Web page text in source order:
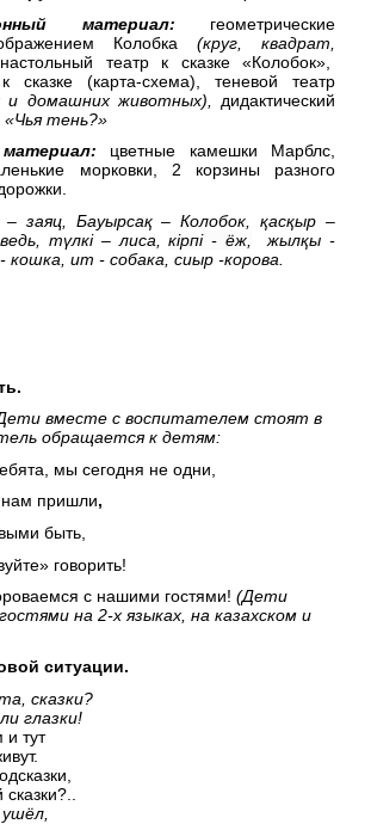
материал: геометрические
Колобка (круг, квадрат,
театр к сказке «Колобок»,
сказке (карта-схема), теневой театр
и домашних животных), дидактический
«Чья тень?»
цветные камешки Марблс,
морковки, 2 корзины разного
– заяц,
Бауырсақ – Колобок, қасқыр –
түлкі – лиса,кірпі - ёж,
жылқы -
ит - собака, сиыр -корова.
вместе с воспитателем стоят в
обращается к детям:
мы сегодня не одни,
нам пришли,
быть,
говорить!
с нашими гостями! (Дети
на 2-х языках, на казахском и
ситуации.
сказки?
глазки!
и тут